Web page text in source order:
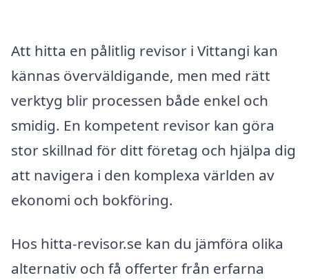
Att hitta en pålitlig revisor i Vittangi kan
kännas överväldigande, men med rätt
verktyg blir processen både enkel och
smidig. En kompetent revisor kan göra
stor skillnad för ditt företag och hjälpa dig
att navigera i den komplexa världen av
ekonomi och bokföring.
Hos hitta-revisor.se kan du jämföra olika
alternativ och få offerter från erfarna